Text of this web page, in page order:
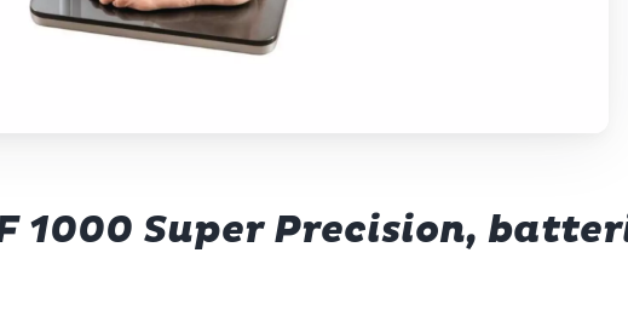
1000 Super Precision,